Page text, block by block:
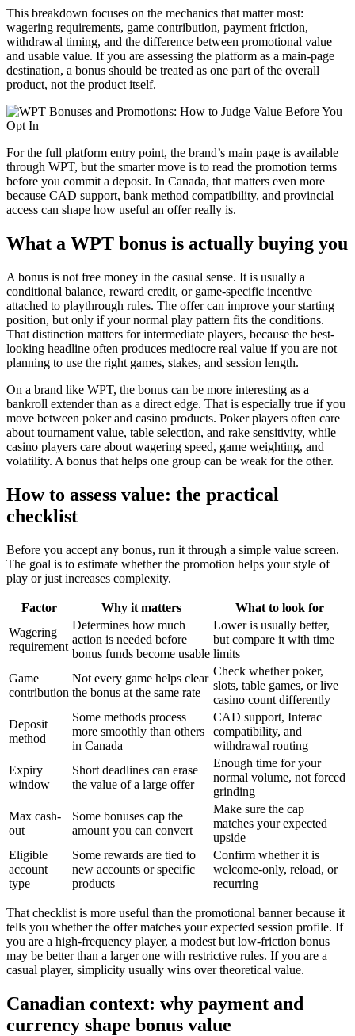
This breakdown focuses on the mechanics that matter most:
wagering requirements, game contribution, payment friction,
withdrawal timing, and the difference between promotional value
and usable value. If you are assessing the platform as a main-page
destination, a bonus should be treated as one part of the overall
product, not the product itself.
For the full platform entry point, the brand’s main page is available
through WPT, but the smarter move is to read the promotion terms
before you commit a deposit. In Canada, that matters even more
because CAD support, bank method compatibility, and provincial
access can shape how useful an offer really is.
What a WPT bonus is actually buying you
A bonus is not free money in the casual sense. It is usually a
conditional balance, reward credit, or game-specific incentive
attached to playthrough rules. The offer can improve your starting
position, but only if your normal play pattern fits the conditions.
That distinction matters for intermediate players, because the best-
looking headline often produces mediocre real value if you are not
planning to use the right games, stakes, and session length.
On a brand like WPT, the bonus can be more interesting as a
bankroll extender than as a direct edge. That is especially true if you
move between poker and casino products. Poker players often care
about tournament value, table selection, and rake sensitivity, while
casino players care about wagering speed, game weighting, and
volatility. A bonus that helps one group can be weak for the other.
How to assess value: the practical
checklist
Before you accept any bonus, run it through a simple value screen.
The goal is to estimate whether the promotion helps your style of
play or just increases complexity.
Factor Why it matters
What to look for
Wagering
requirement
Determines how much
action is needed before
bonus funds become usable
Lower is usually better,
but compare it with time
limits
Game
contribution
Not every game helps clear
the bonus at the same rate
Check whether poker,
slots, table games, or live
casino count differently
Deposit
method
Some methods process
more smoothly than others
in Canada
CAD support, Interac
compatibility, and
withdrawal routing
Expiry
window
Short deadlines can erase
the value of a large offer
Enough time for your
normal volume, not forced
grinding
Max cash-
out
Some bonuses cap the
amount you can convert
Make sure the cap
matches your expected
upside
Eligible
account
type
Some rewards are tied to
new accounts or specific
products
Confirm whether it is
welcome-only, reload, or
recurring
That checklist is more useful than the promotional banner because it
tells you whether the offer matches your expected session profile. If
you are a high-frequency player, a modest but low-friction bonus
may be better than a larger one with restrictive rules. If you are a
casual player, simplicity usually wins over theoretical value.
Canadian context: why payment and
currency shape bonus value